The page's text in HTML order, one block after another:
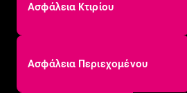
Ασφάλεια Κτιρίου
Ασφάλεια Περιεχομένου